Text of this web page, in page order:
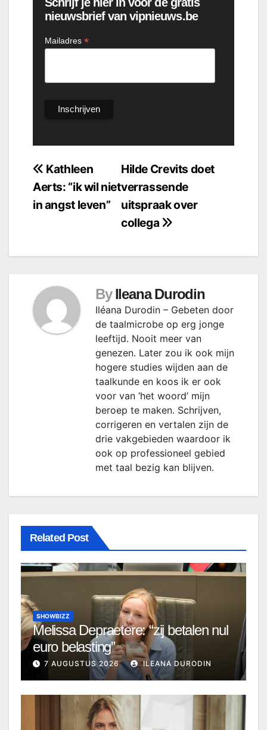
nieuwsbrief van vipnieuws.be
Mailadres *
Bericht
navigatie
Hilde Crevits doet
verrassende
uitspraak over
collega
Kathleen
Aerts: “ik wil niet
in angst leven”
By Ileana Durodin
Iléana Durodin – Gebeten door
de taalmicrobe op erg jonge
leeftijd. Nooit meer van
genezen. Later zou ik ook mijn
hogere studies wijden aan de
taalkunde en koos ik er ook
voor van ‘het woord’ mijn
beroep te maken. Schrijven,
corrigeren en vertalen zijn de
drie vakgebieden waardoor ik
ook op professioneel gebied
met taal bezig kan blijven.
Related Post
SHOWBIZZ
Melissa Depraetere: “zij betalen nul
euro belasting”
7 AUGUSTUS 2026 ILEANA DURODIN